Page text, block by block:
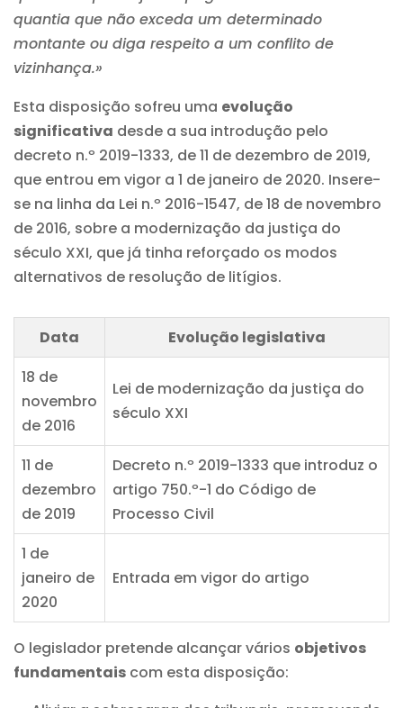
quantia que não exceda um determinado
montante ou diga respeito a um conflito de
vizinhança.»
Esta disposição sofreu uma evolução
significativa desde a sua introdução pelo
decreto n.º 2019-1333, de 11 de dezembro de 2019,
que entrou em vigor a 1 de janeiro de 2020. Insere-
se na linha da Lei n.º 2016-1547, de 18 de novembro
de 2016, sobre a modernização da justiça do
século XXI, que já tinha reforçado os modos
alternativos de resolução de litígios.
Data
Evolução legislativa
18 de
novembro
de 2016
Lei de modernização da justiça do
século XXI
11 de
dezembro
de 2019
Decreto n.º 2019-1333 que introduz o
artigo 750.º-1 do Código de
Processo Civil
1 de
janeiro de
2020
Entrada em vigor do artigo
O legislador pretende alcançar vários objetivos
fundamentais com esta disposição: